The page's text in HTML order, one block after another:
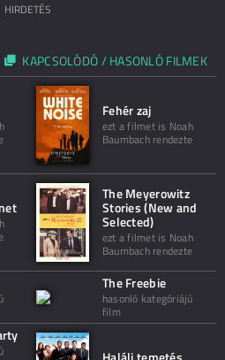
HIRDETÉS
KAPCSOLÓDÓ / HASONLÓ FILMEK
Fehér zaj
ezt a filmet is Noah
Baumbach rendezte
The Meyerowitz
Stories (New and
Selected)
ezt a filmet is Noah
Baumbach rendezte
The Freebie
hasonló kategóriájú
film